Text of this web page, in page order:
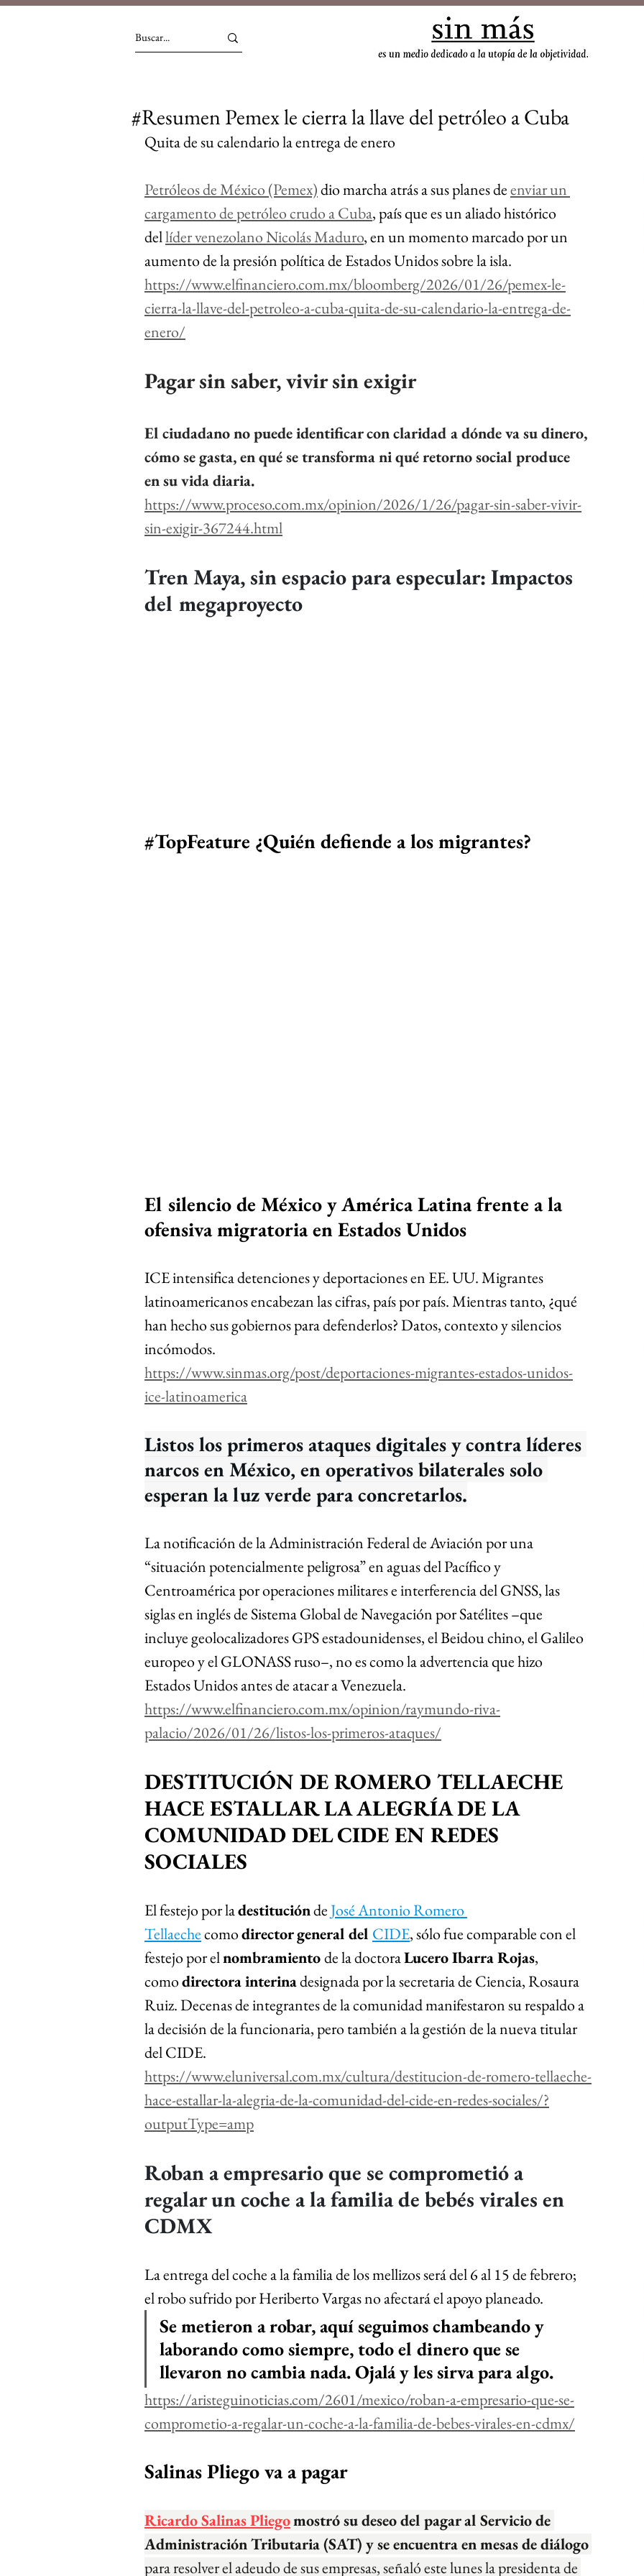
#Resumen Pemex le cierra la llave del petróleo a Cuba
Quita de su calendario la entrega de enero
Petróleos de México (Pemex) dio marcha atrás a sus planes de enviar un
cargamento de petróleo crudo a Cuba, país que es un aliado histórico
del líder venezolano Nicolás Maduro, en un momento marcado por un
aumento de la presión política de Estados Unidos sobre la isla.
https://www.elfinanciero.com.mx/bloomberg/2026/01/26/pemex-le-
cierra-la-llave-del-petroleo-a-cuba-quita-de-su-calendario-la-entrega-de-
enero/
Pagar sin saber, vivir sin exigir
El ciudadano no puede identificar con claridad a dónde va su dinero,
cómo se gasta, en qué se transforma ni qué retorno social produce
en su vida diaria.
https://www.proceso.com.mx/opinion/2026/1/26/pagar-sin-saber-vivir-
sin-exigir-367244.html
Tren Maya, sin espacio para especular: Impactos
del megaproyecto
#TopFeature ¿Quién defiende a los migrantes?
El silencio de México y América Latina frente a la
ofensiva migratoria en Estados Unidos
ICE intensifica detenciones y deportaciones en EE. UU. Migrantes
latinoamericanos encabezan las cifras, país por país. Mientras tanto, ¿qué
han hecho sus gobiernos para defenderlos? Datos, contexto y silencios
incómodos.
https://www.sinmas.org/post/deportaciones-migrantes-estados-unidos-
ice-latinoamerica
Listos los primeros ataques digitales y contra líderes
narcos en México, en operativos bilaterales solo
esperan la luz verde para concretarlos.
La notificación de la Administración Federal de Aviación por una
“situación potencialmente peligrosa” en aguas del Pacífico y
Centroamérica por operaciones militares e interferencia del GNSS, las
siglas en inglés de Sistema Global de Navegación por Satélites –que
incluye geolocalizadores GPS estadounidenses, el Beidou chino, el Galileo
europeo y el GLONASS ruso–, no es como la advertencia que hizo
Estados Unidos antes de atacar a Venezuela.
https://www.elfinanciero.com.mx/opinion/raymundo-riva-
palacio/2026/01/26/listos-los-primeros-ataques/
DESTITUCIÓN DE ROMERO TELLAECHE
HACE ESTALLAR LA ALEGRÍA DE LA
COMUNIDAD DEL CIDE EN REDES
SOCIALES
El festejo por la destitución de José Antonio Romero
Tellaeche como director general del CIDE, sólo fue comparable con el
festejo por el nombramiento de la doctora Lucero Ibarra Rojas,
como directora interina designada por la secretaria de Ciencia, Rosaura
Ruiz. Decenas de integrantes de la comunidad manifestaron su respaldo a
la decisión de la funcionaria, pero también a la gestión de la nueva titular
del CIDE.
https://www.eluniversal.com.mx/cultura/destitucion-de-romero-tellaeche-
hace-estallar-la-alegria-de-la-comunidad-del-cide-en-redes-sociales/?
outputType=amp
Roban a empresario que se comprometió a
regalar un coche a la familia de bebés virales en
CDMX
La entrega del coche a la familia de los mellizos será del 6 al 15 de febrero;
el robo sufrido por Heriberto Vargas no afectará el apoyo planeado.
Se metieron a robar, aquí seguimos chambeando y
laborando como siempre, todo el dinero que se
llevaron no cambia nada. Ojalá y les sirva para algo.
https://aristeguinoticias.com/2601/mexico/roban-a-empresario-que-se-
comprometio-a-regalar-un-coche-a-la-familia-de-bebes-virales-en-cdmx/
Salinas Pliego va a pagar
Ricardo Salinas Pliegomostró su deseo del pagar al Servicio de
Administración Tributaria (SAT) y se encuentra en mesas de diálogo
para resolver el adeudo de sus empresas, señaló este lunes la presidenta de